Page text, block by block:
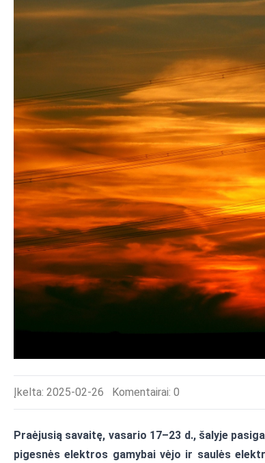
Įkelta: 2025-02-26 Komentairai: 0
Praėjusią savaitę, vasario 17–23 d., šalyje
pigesnės elektros gamybai vėjo ir saulės